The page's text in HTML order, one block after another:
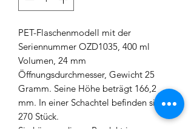
PET-Flaschenmodell mit der
Seriennummer OZD1035, 400 ml
Volumen, 24 mm
Öffnungsdurchmesser, Gewicht 25
Gramm. Seine Höhe beträgt 166,2
mm. In einer Schachtel befinden sich
270 Stück.